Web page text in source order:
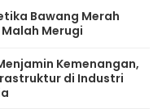
Bawang Merah
Merugi
Kemenangan,
di Industri